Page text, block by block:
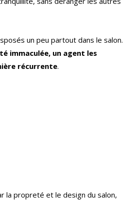
un peu partout dans le salon.
immaculée, un agent les
récurrente.
la propreté et le design du salon,